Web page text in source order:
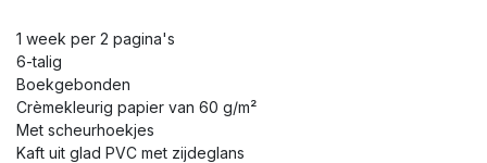
1 week per 2 pagina's
6-talig
Boekgebonden
Crèmekleurig papier van 60 g/m²
Met scheurhoekjes
Kaft uit glad PVC met zijdeglans